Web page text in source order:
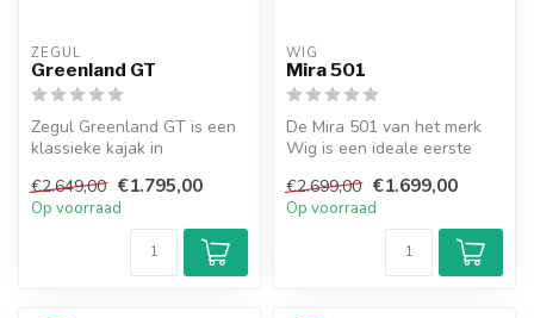
ZEGUL
Greenland GT
Zegul Greenland GT is een
klassieke kajak in
echte ke...
€2.649,00 €1.795,00
Op voorraad
WIG
Mira 501
De Mira 501 van het merk
Wig is een ideale eerste
all...
€2.699,00 €1.699,00
Op voorraad